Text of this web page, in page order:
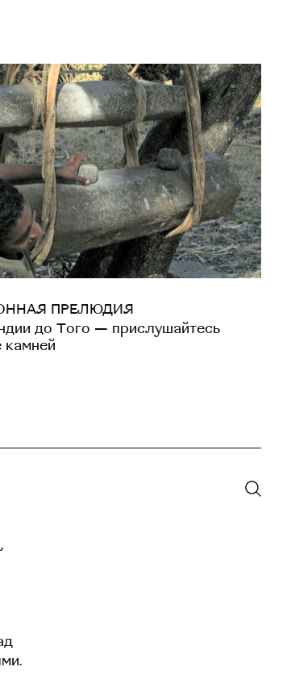
ПРЕЛЮДИЯ
до Того — прислушайтесь
камней